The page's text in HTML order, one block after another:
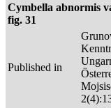
Cymbella abnormis
fig. 31
Published in